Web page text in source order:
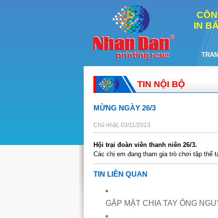
IN
TIN NỘI BỘ
MỪNG NGÀY 26/3
Chủ nhật, 03/11/2013
Hội trại đoàn viên thanh niên 26/3.
Các chị em đang tham gia trò chơi tập thể
TIN LIÊN QUAN
GẶP MẶT CHIA TAY ÔNG